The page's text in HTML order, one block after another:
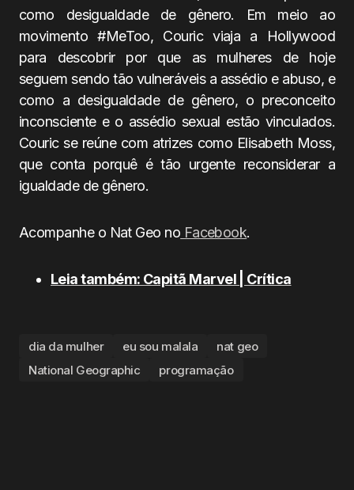
como desigualdade de gênero. Em meio ao
movimento #MeToo, Couric viaja a Hollywood
para descobrir por que as mulheres de hoje
seguem sendo tão vulneráveis a assédio e abuso, e
como a desigualdade de gênero, o preconceito
inconsciente e o assédio sexual estão vinculados.
Couric se reúne com atrizes como Elisabeth Moss,
que conta porquê é tão urgente reconsiderar a
igualdade de gênero.
Acompanhe o Nat Geo no Facebook.
Leia também: Capitã Marvel | Crítica
dia da mulher eu sou malala
nat geo
National Geographic
programação